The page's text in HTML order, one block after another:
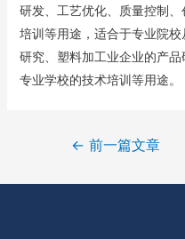
研发、工艺优化、质量控制
培训等用途，适合于专业院
研究、塑料加工业企业的产
专业学校的技术培训等用途。
← 前一篇文章